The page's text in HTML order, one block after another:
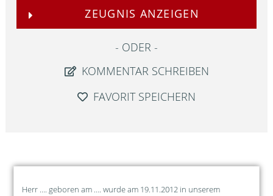
ZEUGNIS ANZEIGEN
ODER
KOMMENTAR SCHREIBEN
FAVORIT SPEICHERN
Herr …. geboren am …. wurde am 19.11.2012 in unserem